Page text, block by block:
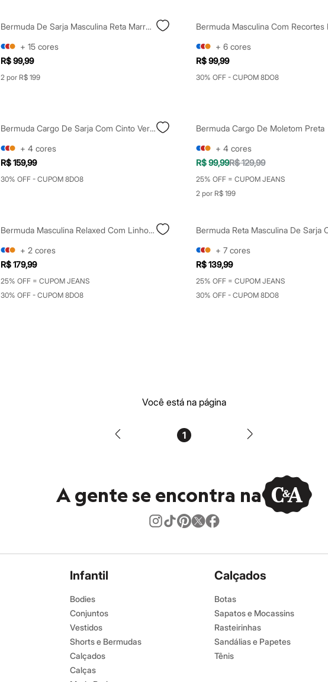
Bermuda De Sarja Masculina Reta Marrom
+ 15 cores
R$ 99,99
2 por R$ 199
Bermuda Masculina Com Recortes
+ 6 cores
R$ 99,99
30% OFF - CUPOM 8DO8
Bermuda Cargo De Sarja Com Cinto Verde
+ 4 cores
R$ 159,99
30% OFF - CUPOM 8DO8
Bermuda Cargo De Moletom Preta
+ 4 cores
R$ 99,99R$ 129,99
25% OFF = CUPOM JEANS
2 por R$ 199
Bermuda Masculina Relaxed Com Linho Cargo Bege
+ 2 cores
R$ 179,99
25% OFF = CUPOM JEANS
30% OFF - CUPOM 8DO8
+ 7 cores
R$ 139,99
25% OFF = CUPOM JEANS
30% OFF - CUPOM 8DO8
Você está na página
1
A gente se encontra na
Infantil
Bodies
Conjuntos
Vestidos
Shorts e Bermudas
Calçados
Calças
Calçados
Botas
Sapatos e Mocassins
Rasteirinhas
Sandálias e Papetes
Tênis